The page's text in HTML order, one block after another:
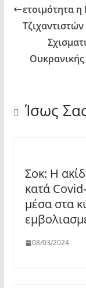
ετοιμότητα
Ίσως
Σοκ: Η
κατά
μέσα στα
08/03/2024